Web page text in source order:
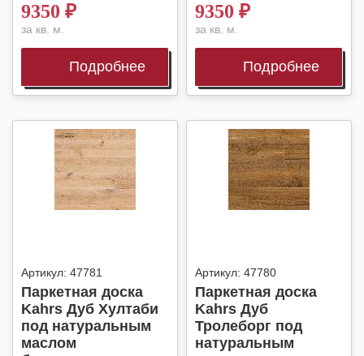
9350 ₽
за кв. м.
Подробнее
9350 ₽
за кв. м.
Подробнее
Артикул: 47781
Паркетная доска
Kahrs Дуб Хултаби
под натуральным
маслом
Артикул: 47780
Паркетная доска
Kahrs Дуб
Тролеборг под
натуральным